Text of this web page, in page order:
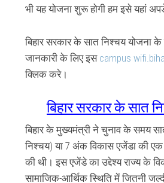
भी यह योजना शुरू होगी हम इसे यहां
बिहार सरकार के सात निश्चय योजना
जानकारी के लिए इस campus
क्लिक करे।
बिहार सरकार के सात
बिहार के मुख्यमंत्री ने चुनावके समय
निश्चय) या 7 अंक विकास एजेंडा की एक
की थी। इस एजेंडे का उद्देश्य राज्य के
सामाजिक-आर्थिक स्थिति में जितनी